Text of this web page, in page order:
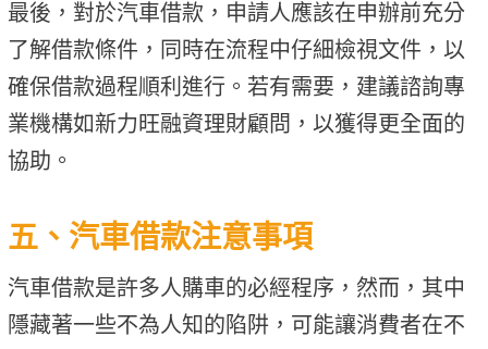
​​​​​​最後，對於汽車借款，申請人應該在申辦前充分
了解借款條件，同時在流程中仔細檢視文件，以
確保借款過程順利進行。若有需要，建議諮詢專
業機構如新力旺融資理財顧問，以獲得更全面的
協助。
五、汽車借款注意事項
汽車借款是許多人購車的必經程序，然而，其中
隱藏著一些不為人知的陷阱，可能讓消費者在不